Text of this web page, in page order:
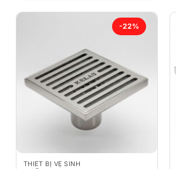
-22%
THIẾT BỊ VỆ SINH